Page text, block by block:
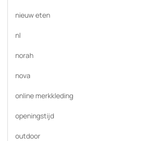
nieuw eten
nl
norah
nova
online merkkleding
openingstijd
outdoor